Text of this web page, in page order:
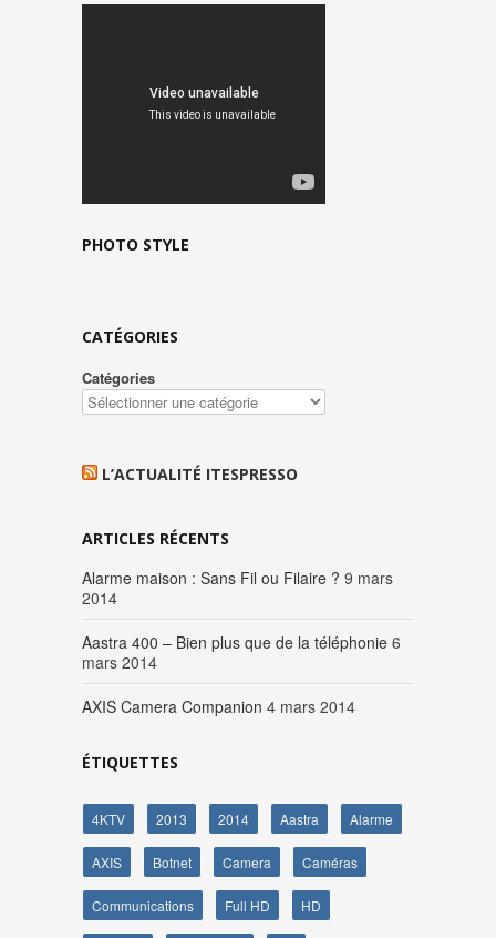
PHOTO STYLE
CATÉGORIES
Catégories
L’ACTUALITÉ ITESPRESSO
ARTICLES RÉCENTS
Alarme maison : Sans Fil ou Filaire ? 9 mars
2014
Aastra 400 – Bien plus que de la téléphonie 6
mars 2014
AXIS Camera Companion 4 mars 2014
ÉTIQUETTES
4KTV 2013 2014 Aastra Alarme
AXIS Botnet Camera Caméras
Communications Full HD HD